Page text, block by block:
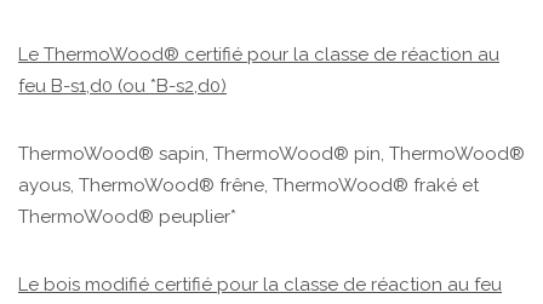
Le ThermoWood® certifié pour la classe de réaction au
feu B-s1,d0 (ou *B-s2,d0)
ThermoWood® sapin, ThermoWood® pin, ThermoWood®
ayous, ThermoWood® frêne, ThermoWood® fraké et
ThermoWood® peuplier*
Le bois modifié certifié pour la classe de réaction au feu